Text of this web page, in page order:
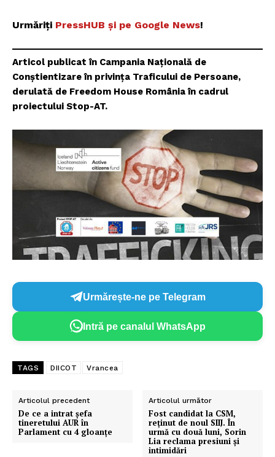
Urmăriți PressHUB și pe Google News!
Articol publicat în Campania Națională de
Conștientizare în privința Traficului de Persoane,
derulată de Freedom House România în cadrul
proiectului Stop-AT.
Urmărește-ne pe Telegram
Intră pe canalul WhatsApp
TAGS DIICOT Vrancea
Articolul precedent
De ce a intrat șefa
tineretului AUR în
Parlament cu 4 gloanțe
Articolul următor
Fost candidat la CSM,
reținut de noul SIIJ. În
urmă cu două luni, Sorin
Lia reclama presiuni și
intimidări